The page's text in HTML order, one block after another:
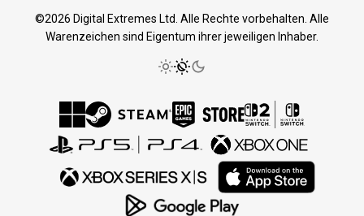
©2026 Digital Extremes Ltd. Alle Rechte vorbehalten. Alle
Warenzeichen sind Eigentum ihrer jeweiligen Inhaber.